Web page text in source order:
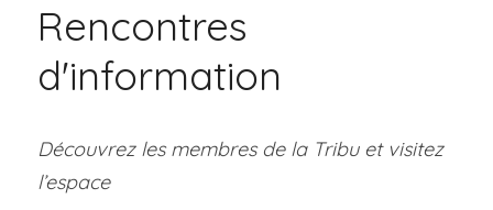
Rencontres
d'information
Découvrez les membres de la Tribu et visitez
l’espace